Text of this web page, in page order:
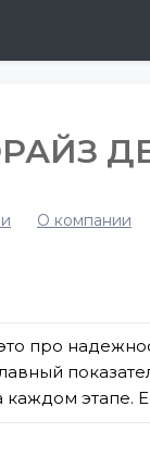
О компании
про
этапе.